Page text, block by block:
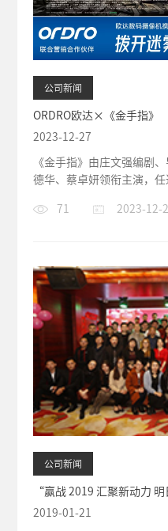
公司新闻
ORDRO欧达×《金手指》
2023-12-27
《金手指》由庄文强编剧
德华、蔡卓妍领衔主演，
71
2023-12-
公司新闻
“赢战 2019 汇聚新动力
2019-01-21